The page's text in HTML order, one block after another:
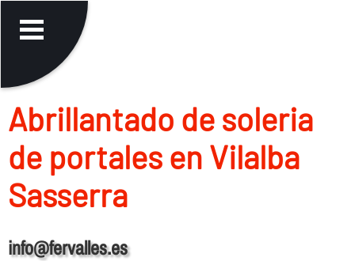
Abrillantado de soleria
de portales en Vilalba
Sasserra
info@fervalles.es